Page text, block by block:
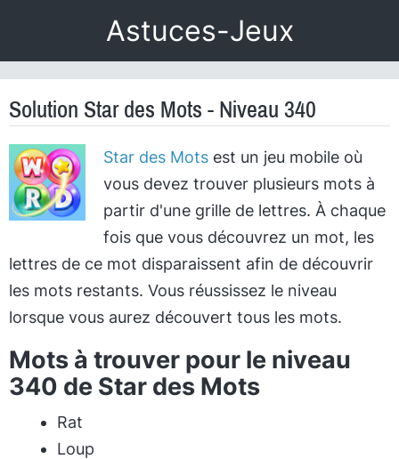
Astuces-Jeux
Solution Star des Mots - Niveau 340
Star des Motsest un jeu mobile où
vous devez trouver plusieurs mots à
partir d'une grille de lettres. À chaque
fois que vous découvrez un mot, les
lettres de ce mot disparaissent afin de découvrir
les mots restants. Vous réussissez le niveau
lorsque vous aurez découvert tous les mots.
Mots à trouver pour le niveau
340 de Star des Mots
Rat
Loup